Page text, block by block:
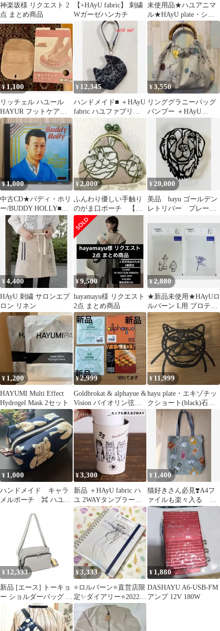
神楽坂様 リクエスト 2
点 まとめ商品
【+HAyU fabric】 刺繍
Wガーゼハンカチ
未使用品★ハユアニマ
ル★HAyU plate・シカ
(black)のプレート
¥1,100
リッチェル ハユール
HAYUR フットケアマ
ット
¥ 12,345
ハンドメイド■ ＋HAyU
fabric ハユファブリッ
ク■猫耳ぺったんこポー
チ
¥3,550
リンググラニーバッグ
バンブー ＋HAyU
¥1,000
中古CD★バディ・ホリ
ー/BUDDY HOLLY■
Hayu Leylot
【0218/8004883002184
】U52081
¥2,000
ふんわり優しい手触り
のがま口ポーチ 【ハ
ンドメイド】HAyU生地
残り一点‼️
¥20,000
美品 hayu ゴールデン
レトリバー プレー
¥4,400
HAyU 刺繍 サロンエプ
ロン リネン
¥9,500
hayamayu様 リクエスト
2点 まとめ商品
¥2,880
★新品未使用★HAyUロ
ルバーン L用 プロテク
ター A（バラ）D (チ
ェス)
¥ 1,200
HAYUMI Multi Effect
Hydrogel Mask 2セット
¥2,999
Goldbrokat & alphayue &
Vision バイオリン弦セ
ット
¥ 11,999
hayu plate・エキゾチッ
クショート(black)石田
ゆり子
¥ 1,000
ハンドメイド キャラ
メルポーチ ⌘ ハユフ
¥3,300
新品 ＋HAyU fabric ハ
ユ 2WAYタンブラー
450ml キャットトリオ
真空ステンレスタンブ
ラー 持ち運び 保温 保
冷 ドリンクホルダー カ
ップホルダー テイクア
ウト対応 猫柄 小川学
ワイヤーアート
KOKKA cocca
¥ 1,400
猫好きさん必見❣️A4フ
ァイルも楽々入る 便
利なトートリュック
デザイナー生地使用
¥ 12,333
新品 [エース] トーキョ
ー ショルダーバッグ フ
ィカス HAyU 6L ネコ
ポーチ付き チャーム
19102 ライトグレー
¥3,333
⭐️ロルバーン⭐️直営店限
定✨ダイアリー⭐️2022年
版⭐️クラゲ✨HAyUL✨
コラボ✨
¥ 1,880
DASHAYU A6-USB-FM
アンプ 12V 180W